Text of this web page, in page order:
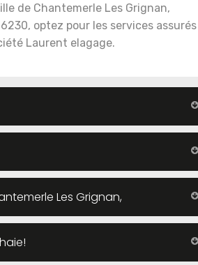
de Chantemerle Les Grignan,
optez pour les services assurés
Laurent elagage.
Les Grignan,